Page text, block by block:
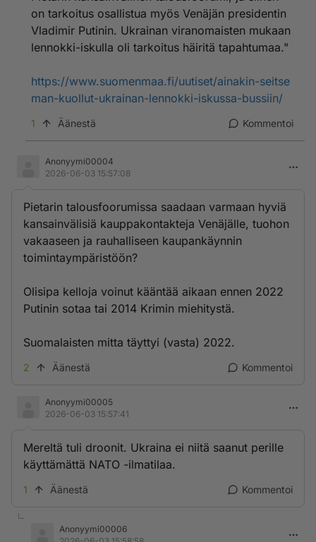
on tarkoitus osallistua myös Venäjän presidentin
Vladimir Putinin. Ukrainan viranomaisten mukaan
lennokki-iskulla oli tarkoitus häiritä tapahtumaa."
https://www.suomenmaa.fi/uutiset/ainakin-seitse
man-kuollut-ukrainan-lennokki-iskussa-bussiin/
1 Äänestä Kommentoi
Anonyymi00004
2026-06-03 15:57:08
Pietarin talousfoorumissa saadaan varmaan hyviä
kansainvälisiä kauppakontakteja Venäjälle, tuohon
vakaaseen ja rauhalliseen kaupankäynnin
toimintaympäristöön?
Olisipa kelloja voinut kääntää aikaan ennen 2022
Putinin sotaa tai 2014 Krimin miehitystä.
Suomalaisten mitta täyttyi (vasta) 2022.
2 Äänestä Kommentoi
Anonyymi00005
2026-06-03 15:57:41
Mereltä tuli droonit. Ukraina ei niitä saanut perille
käyttämättä NATO -ilmatilaa.
1 Äänestä Kommentoi
Anonyymi00006